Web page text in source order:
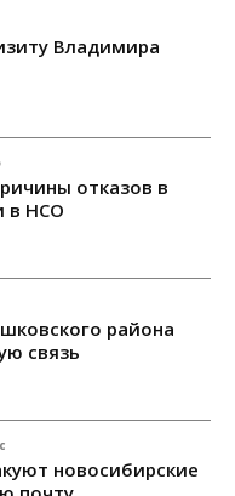
Владимира
отказов в
в НСО
района
связь
новосибирские